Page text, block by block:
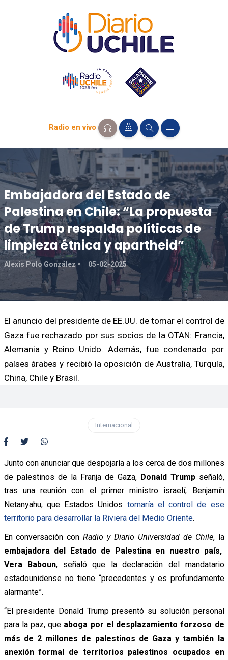
Radio en vivo
Embajadora del Estado de
Palestina en Chile: “La propuesta
de Trump respalda políticas de
limpieza étnica y apartheid”
Alexis Polo González 05-02-2025
El anuncio del presidente de EE.UU. de tomar el control de
Gaza fue rechazado por sus socios de la OTAN: Francia,
Alemania y Reino Unido. Además, fue condenado por
países árabes y recibió la oposición de Australia, Turquía,
China, Chile y Brasil.
Internacional
Junto con anunciar que despojaría a los cerca de dos millones
de palestinos de la Franja de Gaza, Donald Trumpseñaló,
tras una reunión con el primer ministro israelí, Benjamín
Netanyahu, que Estados Unidos tomaría el control de ese
territorio para desarrollar la Riviera del Medio Oriente.
En conversación con Radio y Diario Universidad de Chile, la
embajadora del Estado de Palestina en nuestro país,
Vera Baboun, señaló que la declaración del mandatario
estadounidense no tiene “precedentes y es profundamente
alarmante”.
“El presidente Donald Trump presentó su solución personal
para la paz, que aboga por el desplazamiento forzoso de
más de 2 millones de palestinos de Gaza y también la
anexión formal de territorios palestinos ocupados en